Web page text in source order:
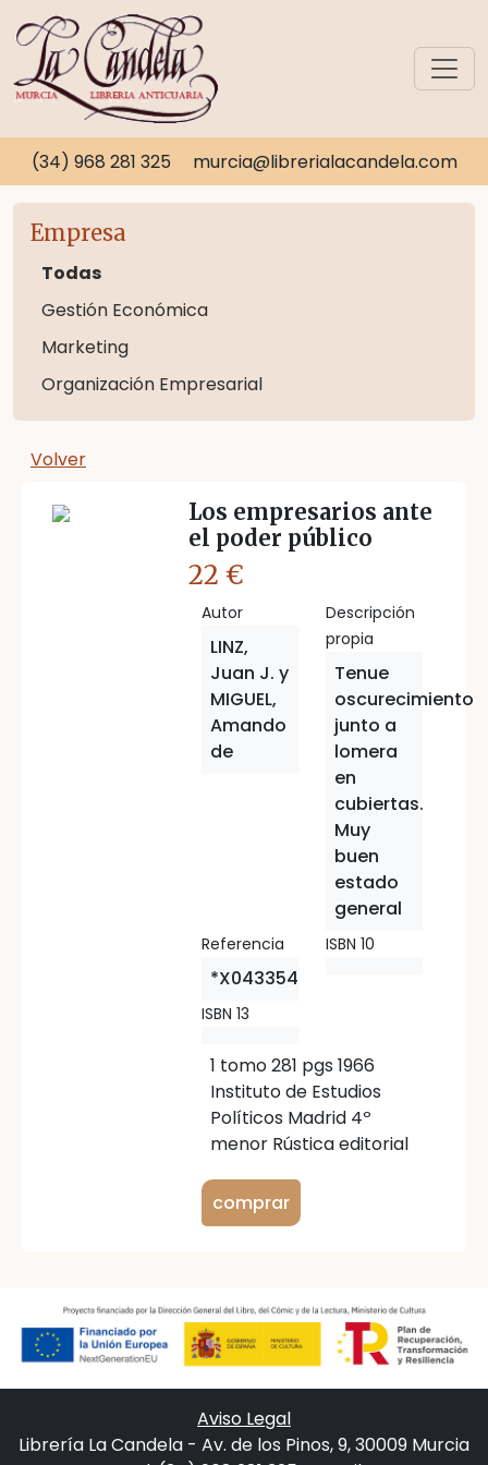
(34) 968 281 325 murcia@librerialacandela.com
Empresa
Todas
Gestión Económica
Marketing
Organización Empresarial
Volver
Los empresarios ante
el poder público
22 €
Autor
LINZ,
Juan J. y
MIGUEL,
Amando
de
Descripción
propia
Tenue
oscurecimiento
junto a
lomera
en
cubiertas.
Muy
buen
estado
general
Referencia
*X043354
ISBN 10
ISBN 13
1 tomo 281 pgs 1966
Instituto de Estudios
Políticos Madrid 4º
menor Rústica editorial
comprar
Aviso Legal
Librería La Candela - Av. de los Pinos, 9, 30009 Murcia